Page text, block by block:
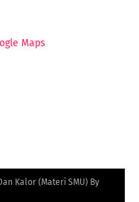
Maps
Kalor (Materi SMU) By